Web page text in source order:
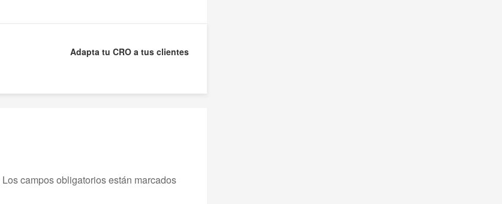
Adapta tu CRO a tus clientes
Los campos obligatorios están marcados